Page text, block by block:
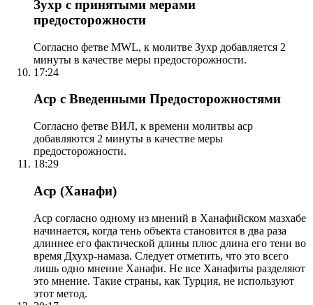
Зухр с принятыми мерами
предосторожности
Согласно фетве MWL, к молитве Зухр добавляется 2
минуты в качестве меры предосторожности.
17:24
Аср с Введенными Предосторожностями
Согласно фетве ВИЛ, к времени молитвы аср
добавляются 2 минуты в качестве меры
предосторожности.
18:29
Аср (Ханафи)
Аср согласно одному из мнений в Ханафийском мазхабе
начинается, когда тень объекта становится в два раза
длиннее его фактической длины плюс длина его тени во
время Дхухр-намаза. Следует отметить, что это всего
лишь одно мнение Ханафи. Не все Ханафиты разделяют
это мнение. Такие страны, как Турция, не используют
этот метод.